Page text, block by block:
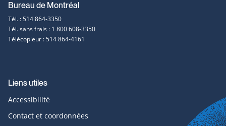
Bureau de Montréal
Tél. : 514 864-3350
Tél. sans frais : 1 800 608-3350
Télécopieur : 514 864-4161
Liens utiles
Accessibilité
Contact et coordonnées